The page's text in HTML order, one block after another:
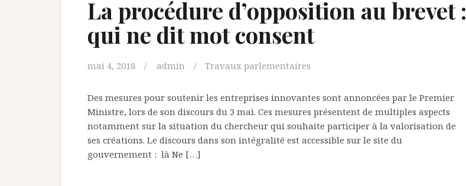
La procédure d’opposition au brevet :
qui ne dit mot consent
mai 4, 2018 admin Travaux parlementaires
Des mesures pour soutenir les entreprises innovantes sont annoncées par le Premier
Ministre, lors de son discours du 3 mai. Ces mesures présentent de multiples aspects
notamment sur la situation du chercheur qui souhaite participer à la valorisation de
ses créations. Le discours dans son intégralité est accessible sur le site du
gouvernement : là Ne […]